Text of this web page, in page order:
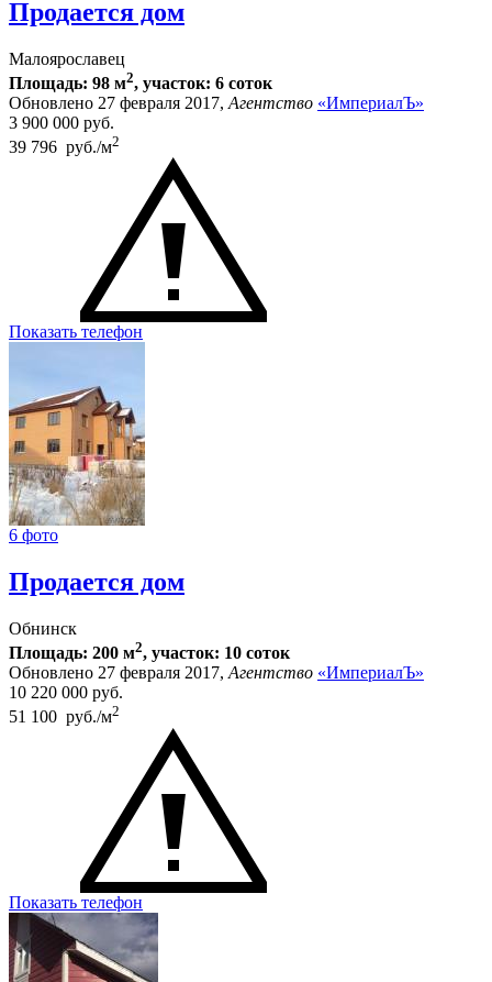
Продается дом
Малоярославец
Площадь: 98 м2, участок: 6 соток
Обновлено 27 февраля 2017, Агентство «ИмпериалЪ»
3 900 000 руб.
39 796 руб./м2
Показать телефон
6 фото
Продается дом
Обнинск
Площадь: 200 м2, участок: 10 соток
Обновлено 27 февраля 2017,Агентство «ИмпериалЪ»
10 220 000 руб.
51 100 руб./м2
Показать телефон